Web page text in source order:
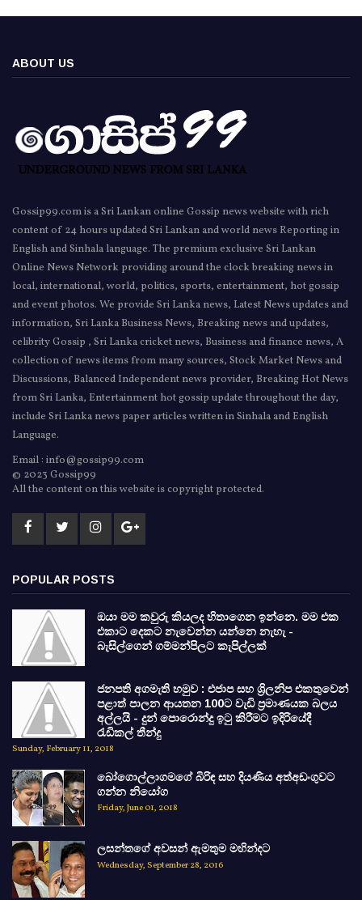
ABOUT US
Gossip99.com is a Sri Lankan online Gossip news website with rich
content of 24 hours updated Sri Lankan and world news Reporting in
English and Sinhala language. The premium exclusive Sri Lankan
Online News Network providing around the clock breaking news in
local, international, world, politics, sports, entertainment, hot gossip
and event photos. We provide Sri Lanka news, Latest News updates and
information, Sri Lanka Business News, Breaking news and updates,
celibrity Gossip , Sri Lanka cricket news, Business and finance news, A
collection of news items from many sources, Stock Market News and
Discussions, Balanced Independent news provider, Breaking Hot News
from Sri Lanka, Entertainment hot gossip update throughout the day,
include Sri Lanka news paper articles written in Sinhala and English
Language.
Email : info@gossip99.com
© 2023 Gossip99
All the content on this website is copyright protected.
POPULAR POSTS
ඔයා මම කවුරු කියලද හිතාගෙන ඉන්නෙ. මම එක
එකාට දෙකට නැවෙන්න යන්නෙ නැහැ -
බැසිල්ගෙන් ගම්මන්පිලට කැපිල්ලක්
ජනපති අගමැති හමුව : එජාප සහ ශ්‍රිලනිප එකතුවෙන්
පළාත් පාලන ආයතන 100ට වැඩි ප්‍රමාණයක බලය
අල්ලයි - දුන් පොරොන්දු ඉටු කිරීමට ඉදිරියේදී
රැඩිකල් තීන්දු
Sunday, February 11, 2018
බෝගොල්ලාගමගේ බිරිඳ සහ දියණිය අත්අඩංගුවට
ගන්න නියෝග
Friday, June 01, 2018
ලසන්තගේ අවසන් ඇමතුම මහින්දට
Wednesday, September 28, 2016